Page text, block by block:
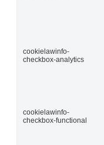
cookielawinfo-
checkbox-analytics
cookielawinfo-
checkbox-functional